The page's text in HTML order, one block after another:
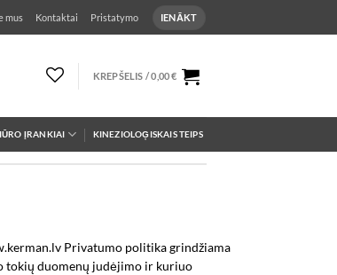
mus Kontaktai Pristatymo IENĀKT
KREPŠELIS /0,00€
ĮRANKIAI KINEZIOLOĢISKAIS TEIPS
Privatumo politika grindžiama
tokių duomenų judėjimo ir kuriuo